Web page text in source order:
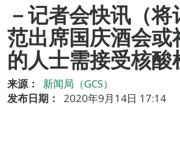
－记者会快讯（
范出席国庆酒会或
的人士需接受核酸
来源：
新闻局（GCS）
发布日期：
2020年9月14日 17:14